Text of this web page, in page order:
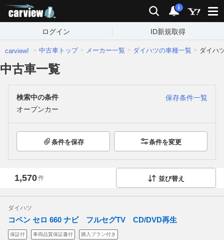
検索 通知
i
ログイン ID新規取得
carview! 中古車トップ メーカー一覧 ダイハツの車種一覧 ダイハ
中古車一覧
検索中の条件
保存条件一覧
オープンカー
条件を保存 条件を変更
1,570件 並び替え
ダイハツ
コペン セロ 660 ナビ フルセグTV CD/DVD再生
保証付 車両品質保証書付 購入プラン付き